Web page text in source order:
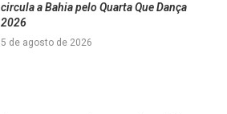
circula a Bahia pelo Quarta Que Dança
2026
5 de agosto de 2026